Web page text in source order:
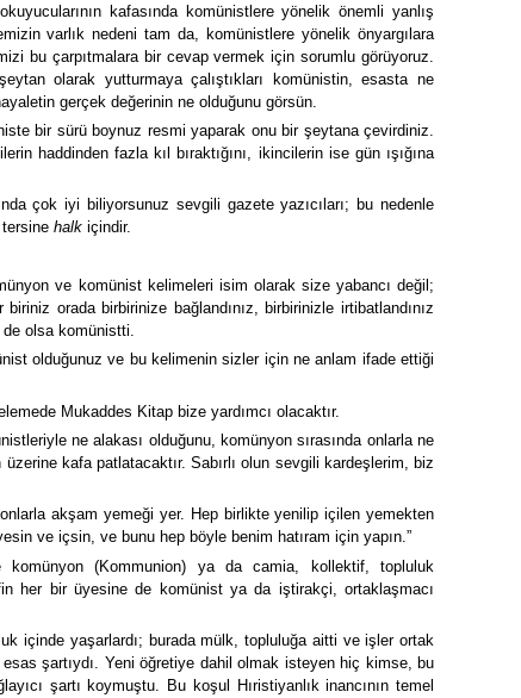
kafasında komünistlere yönelik önemli yanlış
varlık nedeni tam da, komünistlere yönelik önyargılara
bu çarpıtmalara bir cevap vermek için sorumlu görüyoruz.
olarak yutturmaya çalıştıkları komünistin, esasta ne
gerçek değerinin ne olduğunu görsün.
bir sürü boynuz resmi yaparak onu bir şeytana çevirdiniz.
haddinden fazla kıl bıraktığını, ikincilerin ise gün ışığına
çok iyi biliyorsunuz sevgili gazete yazıcıları; bu nedenle
halk içindir.
ve komünist kelimeleri isim olarak size yabancı değil;
orada birbirinize bağlandınız, birbirinizle irtibatlandınız
olsa komünistti.
olduğunuz ve bu kelimenin sizler için ne anlam ifade ettiği
Mukaddes Kitap bize yardımcı olacaktır.
ne alakası olduğunu, komünyon sırasında onlarla ne
kafa patlatacaktır. Sabırlı olun sevgili kardeşlerim, biz
akşam yemeği yer. Hep birlikte yenilip içilen yemekten
ve içsin, ve bunu hep böyle benim hatıram için yapın.”
(Kommunion) ya da camia, kollektif, topluluk
her bir üyesine de komünist ya da iştirakçi, ortaklaşmacı
içinde yaşarlardı; burada mülk, topluluğa aitti ve işler ortak
şartıydı. Yeni öğretiye dahil olmak isteyen hiç kimse, bu
şartı koymuştu. Bu koşul Hıristiyanlık inancının temel